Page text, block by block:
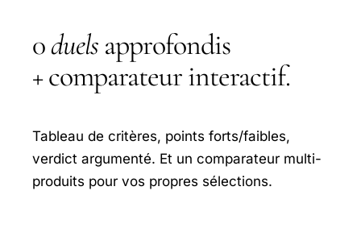
0duels approfondis
+ comparateur interactif.
Tableau de critères, points forts/faibles,
verdict argumenté. Et un comparateur multi-
produits pour vos propres sélections.